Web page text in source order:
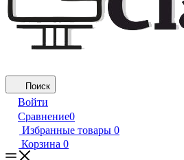
Поиск
Войти
Сравнение0
Избранные товары 0
Корзина 0